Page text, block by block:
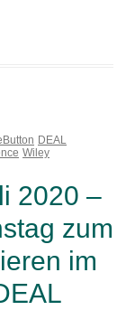
DEAL
Wiley
2020 –
zum
im